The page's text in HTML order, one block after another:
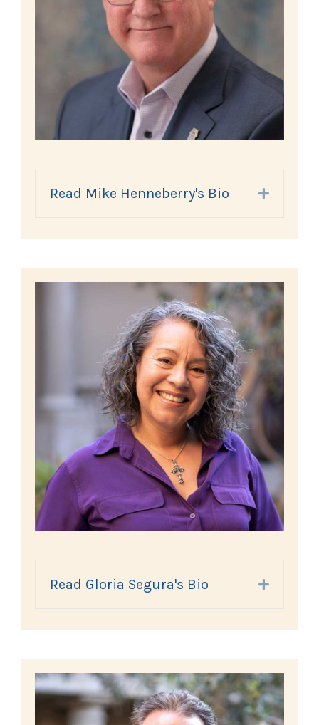
Read Mike Henneberry's Bio Expand
Read Gloria Segura's Bio Expand